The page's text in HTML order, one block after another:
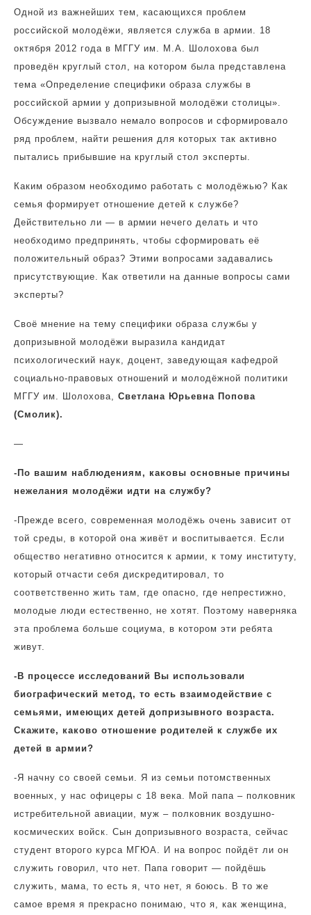
Одной из важнейших тем, касающихся проблем
российской молодёжи, является служба в армии. 18
октября 2012 года в МГГУ им. М.А. Шолохова был
проведён круглый стол, на котором была представлена
тема «Определение специфики образа службы в
российской армии у допризывной молодёжи столицы».
Обсуждение вызвало немало вопросов и сформировало
ряд проблем, найти решения для которых так активно
пытались прибывшие на круглый стол эксперты.
Каким образом необходимо работать с молодёжью? Как
семья формирует отношение детей к службе?
Действительно ли — в армии нечего делать и что
необходимо предпринять, чтобы сформировать её
положительный образ? Этими вопросами задавались
присутствующие. Как ответили на данные вопросы сами
эксперты?
Своё мнение на тему специфики образа службы у
допризывной молодёжи выразила кандидат
психологический наук, доцент, заведующая кафедрой
социально-правовых отношений и молодёжной политики
МГГУ им. Шолохова, Светлана Юрьевна Попова
(Смолик).
—
-По вашим наблюдениям, каковы основные причины
нежелания молодёжи идти на службу?
-Прежде всего, современная молодёжь очень зависит от
той среды, в которой она живёт и воспитывается. Если
общество негативно относится к армии, к тому институту,
который отчасти себя дискредитировал, то
соответственно жить там, где опасно, где непрестижно,
молодые люди естественно, не хотят. Поэтому наверняка
эта проблема больше социума, в котором эти ребята
живут.
-В процессе исследований Вы использовали
биографический метод, то есть взаимодействие с
семьями, имеющих детей допризывного возраста.
Скажите, каково отношение родителей к службе их
детей в армии?
-Я начну со своей семьи. Я из семьи потомственных
военных, у нас офицеры с 18 века. Мой папа – полковник
истребительной авиации, муж – полковник воздушно-
космических войск. Сын допризывного возраста, сейчас
студент второго курса МГЮА. И на вопрос пойдёт ли он
служить говорил, что нет. Папа говорит — пойдёшь
служить, мама, то есть я, что нет, я боюсь. В то же
самое время я прекрасно понимаю, что я, как женщина,